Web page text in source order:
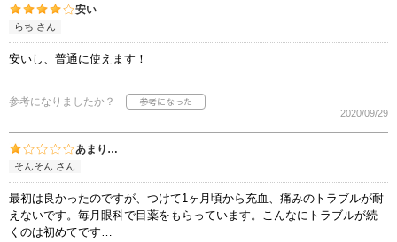
安い
らち さん
安いし、普通に使えます！
参考になりましたか？
2020/09/29
あまり…
そんそん さん
最初は良かったのですが、つけて1ヶ月頃から充血、痛みのトラブルが耐
えないです。毎月眼科で目薬をもらっています。こんなにトラブルが続
くのは初めてです…